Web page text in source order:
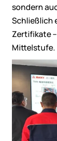
sondern
Schließlich
Zertifikate
Mittelstufe.